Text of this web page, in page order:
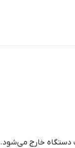
دستگاه خارج می‌شود.